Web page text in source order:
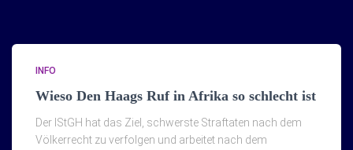
INFO
Wieso Den Haags Ruf in Afrika so schlecht ist
Der IStGH hat das Ziel, schwerste Straftaten nach dem
Völkerrecht zu verfolgen und arbeitet nach dem